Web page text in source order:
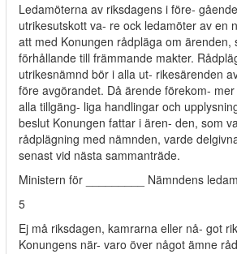
Ledamöterna av riksdagens i före- gående
utrikesutskott va- re ock ledamöter av en
att med Konungen rådpläga om ärenden,
förhållande till främmande makter.
utrikesnämnd bör i alla ut- rikesärenden
före avgörandet. Då ärende förekom-
alla tillgäng- liga handlingar och
beslut Konungen fattar i ären- den, som
rådplägning med nämnden, varde
senast vid nästa sammanträde.
Ministern för _________ Nämndens
5
Ej må riksdagen, kamrarna eller nå- got
Konungens när- varo över något ämne